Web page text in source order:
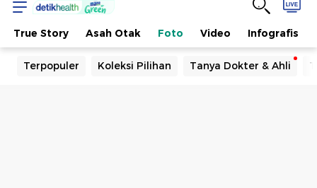
True Story Asah Otak Foto Video Infografis
Terpopuler Koleksi Pilihan Tanya Dokter & Ahli